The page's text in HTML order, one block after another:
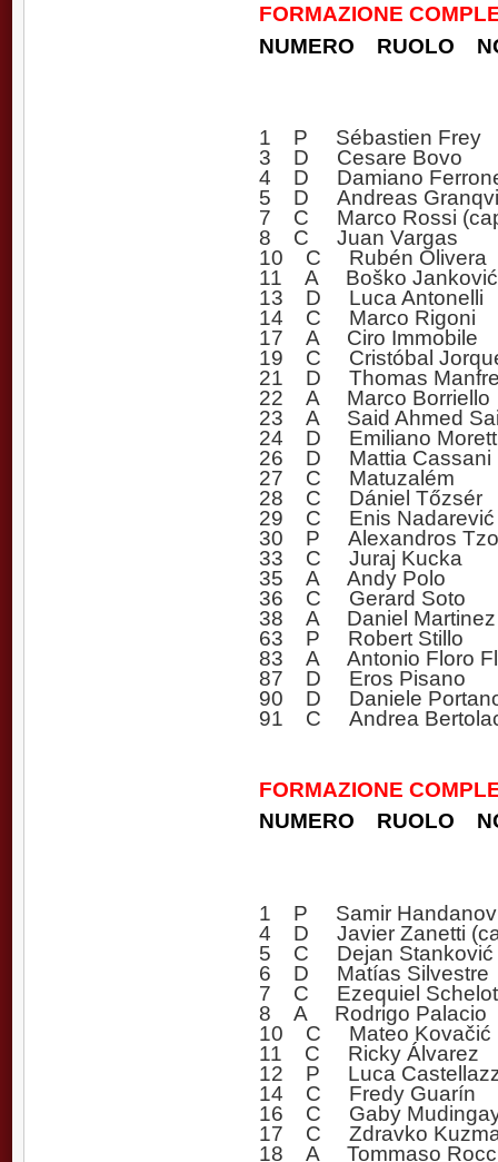
FORMAZIONE
NUMERO RUOLO
1 P Sébastien Frey
3 D Cesare Bovo
4 D Damiano
5 D Andreas
7 C Marco Rossi
8 C Juan Vargas
10 C Rubén Olivera
11 A Boško Janković
13 D Luca Antonelli
14 C Marco Rigoni
17 A Ciro Immobile
19 C Cristóbal
21 D Thomas
22 A Marco Borriello
23 A Said Ahmed
24 D Emiliano
26 D Mattia Cassani
27 C Matuzalém
28 C Dániel Tőzsér
29 C Enis Nadarević
30 P Alexandros
33 C Juraj Kucka
35 A Andy Polo
36 C Gerard Soto
38 A Daniel Martinez
63 P Robert Stillo
83 A Antonio Floro
87 D Eros Pisano
90 D Daniele
91 C Andrea
FORMAZIONE
NUMERO RUOLO
1 P Samir
4 D Javier Zanetti
5 C Dejan Stanković
6 D Matías Silvestre
7 C Ezequiel
8 A Rodrigo Palacio
10 C Mateo Kovačić
11 C Ricky Álvarez
12 P Luca
14 C Fredy Guarín
16 C Gaby
17 C Zdravko
18 A Tommaso